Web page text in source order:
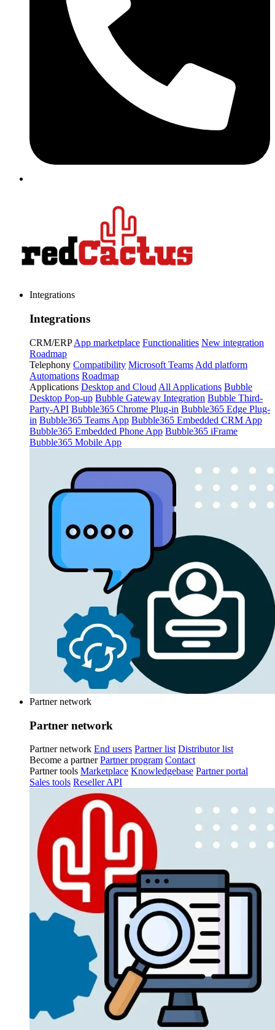
Integrations
Integrations
CRM/ERP App marketplace Functionalities New integration
Roadmap
Telephony Compatibility Microsoft Teams Add platform
Automations Roadmap
Applications Desktop and Cloud All Applications Bubble
Desktop Pop-up Bubble Gateway Integration Bubble Third-
Party-API Bubble365 Chrome Plug-in Bubble365 Edge Plug-
in Bubble365 Teams App Bubble365 Embedded CRM App
Bubble365 Embedded Phone App Bubble365 iFrame
Bubble365 Mobile App
Partner network
Partner network
Partner network End users Partner list Distributor list
Become a partner Partner program Contact
Partner tools Marketplace Knowledgebase Partner portal
Sales tools Reseller API